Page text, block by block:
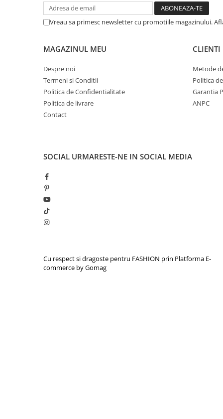
Vreau sa primesc newsletter cu promotiile magazinului.
MAGAZINUL MEU
Despre noi
Termeni si Conditii
Politica de Confidentialitate
Politica de livrare
Contact
CLIENTI
Metode
Politica
Garantia
ANPC
SOCIAL URMARESTE-NE IN SOCIAL MEDIA
Cu respect si dragoste pentru FASHION prin Platforma E-
commerce by Gomag